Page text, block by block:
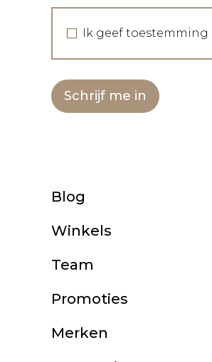
Ik geef
Schrijf me in
Blog
Winkels
Team
Promoties
Merken